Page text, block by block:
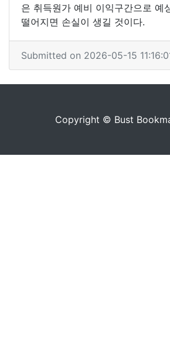
은 취득원가 예비 이익구간으로 예
떨어지면 손실이 생길 것이다.
Submitted on 2026-05-15
Copyright © Bust